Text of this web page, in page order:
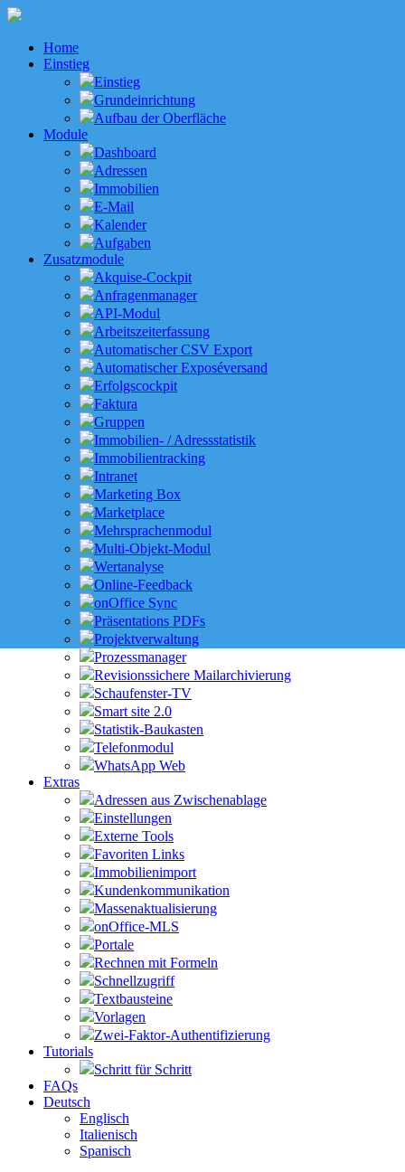
Home
Einstieg
Einstieg
Grundeinrichtung
Aufbau der Oberfläche
Module
Dashboard
Adressen
Immobilien
E-Mail
Kalender
Aufgaben
Zusatzmodule
Akquise-Cockpit
Anfragenmanager
API-Modul
Arbeitszeiterfassung
Automatischer CSV Export
Automatischer Exposéversand
Erfolgscockpit
Faktura
Gruppen
Immobilien- / Adressstatistik
Immobilientracking
Intranet
Marketing Box
Marketplace
Mehrsprachenmodul
Multi-Objekt-Modul
Wertanalyse
Online-Feedback
onOffice Sync
Präsentations PDFs
Projektverwaltung
Prozessmanager
Revisionssichere Mailarchivierung
Schaufenster-TV
Smart site 2.0
Statistik-Baukasten
Telefonmodul
WhatsApp Web
Extras
Adressen aus Zwischenablage
Einstellungen
Externe Tools
Favoriten Links
Immobilienimport
Kundenkommunikation
Massenaktualisierung
onOffice-MLS
Portale
Rechnen mit Formeln
Schnellzugriff
Textbausteine
Vorlagen
Zwei-Faktor-Authentifizierung
Tutorials
Schritt für Schritt
FAQs
Deutsch
Englisch
Italienisch
Spanisch